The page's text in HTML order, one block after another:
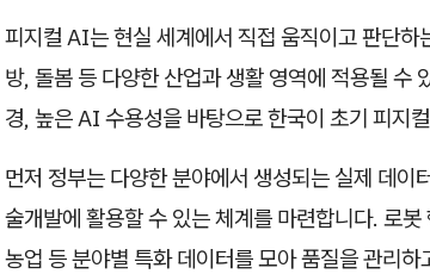
피지컬 AI는 현실 세계에서 직접 움직이고 판단
방, 돌봄 등 다양한 산업과 생활 영역에 적용될 수
경, 높은 AI 수용성을 바탕으로 한국이 초기 피지
먼저 정부는 다양한 분야에서 생성되는 실제 데
술개발에 활용할 수 있는 체계를 마련합니다. 로
농업 등 분야별 특화 데이터를 모아 품질을 관리